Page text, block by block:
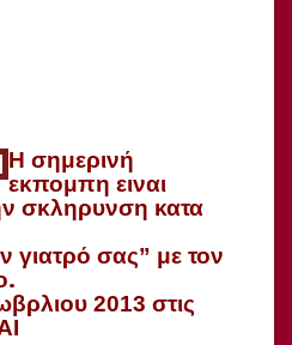
Η σημερινή
εκπομπη ειναι
σκληρυνση κατα
γιατρό σας” με τον
2013 στις